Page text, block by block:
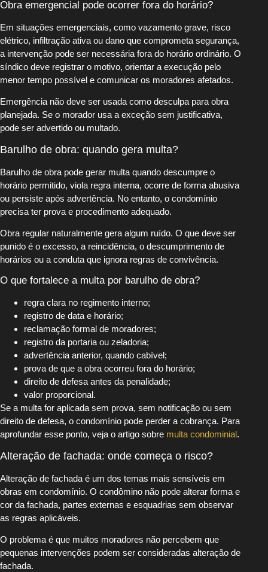
Obra emergencial pode ocorrer fora do horário?
Em situações emergenciais, como vazamento grave, risco
elétrico, infiltração ativa ou dano que comprometa segurança,
a intervenção pode ser necessária fora do horário ordinário. O
síndico deve registrar o motivo, orientar a execução pelo
menor tempo possível e comunicar os moradores afetados.
Emergência não deve ser usada como desculpa para obra
planejada. Se o morador usa a exceção sem justificativa,
pode ser advertido ou multado.
Barulho de obra: quando gera multa?
Barulho de obra pode gerar multa quando descumpre o
horário permitido, viola regra interna, ocorre de forma abusiva
ou persiste após advertência. No entanto, o condomínio
precisa ter prova e procedimento adequado.
Obra regular naturalmente gera algum ruído. O que deve ser
punido é o excesso, a reincidência, o descumprimento de
horários ou a conduta que ignora regras de convivência.
O que fortalece a multa por barulho de obra?
regra clara no regimento interno;
registro de data e horário;
reclamação formal de moradores;
registro da portaria ou zeladoria;
advertência anterior, quando cabível;
prova de que a obra ocorreu fora do horário;
direito de defesa antes da penalidade;
valor proporcional.
Se a multa for aplicada sem prova, sem notificação ou sem
direito de defesa, o condomínio pode perder a cobrança. Para
aprofundar esse ponto, veja o artigo sobre multa condominial.
Alteração de fachada: onde começa o risco?
Alteração de fachada é um dos temas mais sensíveis em
obras em condomínio. O condômino não pode alterar forma e
cor da fachada, partes externas e esquadrias sem observar
as regras aplicáveis.
O problema é que muitos moradores não percebem que
pequenas intervenções podem ser consideradas alteração de
fachada.